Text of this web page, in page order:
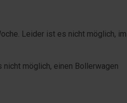
Leider ist es nicht möglich, im
möglich, einen Bollerwagen